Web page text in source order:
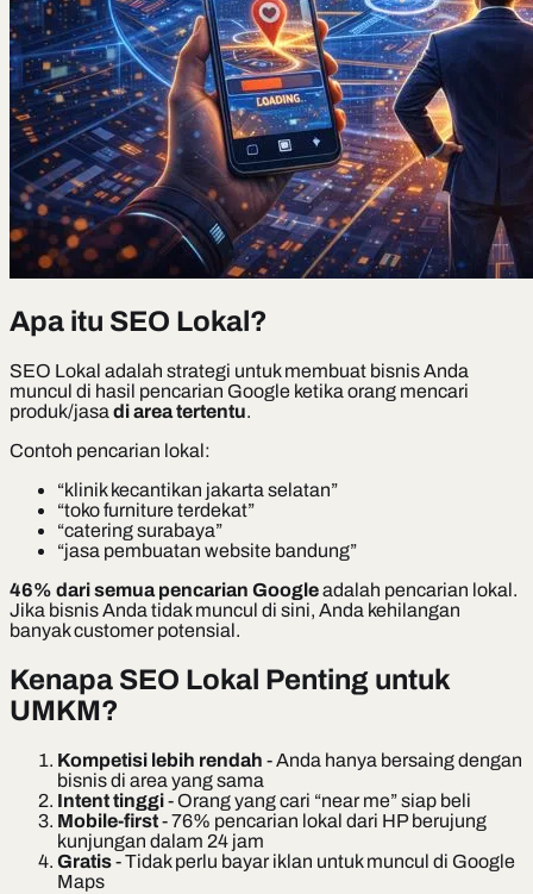
Apa itu SEO Lokal?
SEO Lokal adalah strategi untuk membuat bisnis Anda
muncul di hasil pencarian Google ketika orang mencari
produk/jasa di area tertentu.
Contoh pencarian lokal:
“klinik kecantikan jakarta selatan”
“toko furniture terdekat”
“catering surabaya”
“jasa pembuatan website bandung”
46% dari semua pencarian Googleadalah pencarian lokal.
Jika bisnis Anda tidak muncul di sini, Anda kehilangan
banyak customer potensial.
Kenapa SEO Lokal Penting untuk
UMKM?
Kompetisi lebih rendah - Anda hanya bersaing dengan
bisnis di area yang sama
Intent tinggi- Orang yang cari “near me” siap beli
Mobile-first- 76% pencarian lokal dari HP berujung
kunjungan dalam 24 jam
Gratis- Tidak perlu bayar iklan untuk muncul di Google
Maps